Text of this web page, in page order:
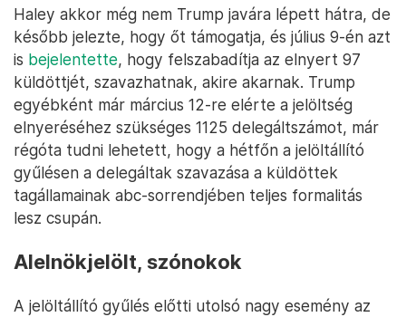
Haley akkor még nem Trump javára lépett hátra, de
később jelezte, hogy őt támogatja, és július 9-én azt
is bejelentette, hogy felszabadítja az elnyert 97
küldöttjét, szavazhatnak, akire akarnak. Trump
egyébként már március 12-re elérte a jelöltség
elnyeréséhez szükséges 1125 delegáltszámot, már
régóta tudni lehetett, hogy a hétfőn a jelöltállító
gyűlésen a delegáltak szavazása a küldöttek
tagállamainak abc-sorrendjében teljes formalitás
lesz csupán.
Alelnökjelölt, szónokok
A jelöltállító gyűlés előtti utolsó nagy esemény az